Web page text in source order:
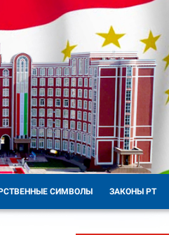
СИМВОЛЫ ЗАКОНЫ РТ